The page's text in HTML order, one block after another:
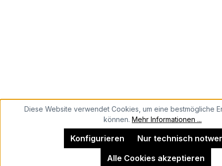
Diese Website verwendet Cookies, um eine bestmögliche
können. Mehr Informationen ...
Nur technisch
Konfigurieren
Alle Cookies akzeptieren